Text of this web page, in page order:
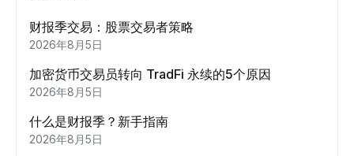
财报季交易：股票交易者策略
2026年8月5日
加密货币交易员转向 TradFi 永续的5个原因
2026年8月5日
什么是财报季？新手指南
2026年8月5日